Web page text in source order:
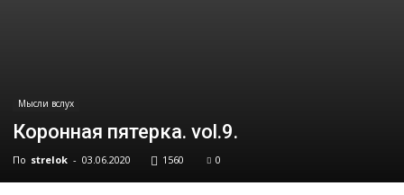
Мысли вслух
Коронная пятерка. vol.9.
По strelok - 03.06.2020 1560 0